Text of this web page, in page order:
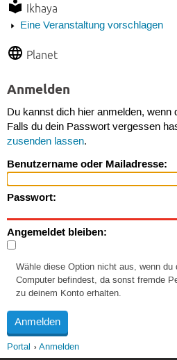
Ikhaya
Eine Veranstaltung vorschlagen
Planet
Anmelden
Du kannst dich hier anmelden, wenn
Falls du dein Passwort vergessen
zusenden lassen.
Benutzername oder Mailadresse:
Passwort:
Angemeldet bleiben:
Wähle diese Option nicht aus, wenn
Computer befindest, da sonst fremde
zu deinem Konto erhalten.
Portal Anmelden